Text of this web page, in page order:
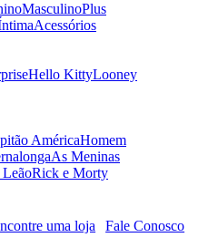
MasculinoPlus
Acessórios
Hello KittyLooney
AméricaHomem
As Meninas
Rick e Morty
uma loja
Fale Conosco